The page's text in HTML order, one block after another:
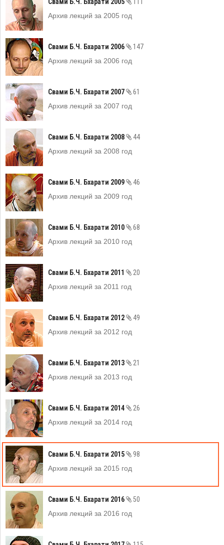
Архив лекций за 2005 год
Свами Б.Ч. Бхарати 2006
147
Архив лекций за 2006 год
Свами Б.Ч. Бхарати 2007
61
Архив лекций за 2007 год
Свами Б.Ч. Бхарати 2008
44
Архив лекций за 2008 год
Свами Б.Ч. Бхарати 2009
46
Архив лекций за 2009 год
Свами Б.Ч. Бхарати 2010
68
Архив лекций за 2010 год
Свами Б.Ч. Бхарати 2011
20
Архив лекций за 2011 год
Свами Б.Ч. Бхарати 2012
49
Архив лекций за 2012 год
Свами Б.Ч. Бхарати 2013
21
Архив лекций за 2013 год
Свами Б.Ч. Бхарати 2014
26
Архив лекций за 2014 год
Свами Б.Ч. Бхарати 2015
98
Архив лекций за 2015 год
Свами Б.Ч. Бхарати 2016
50
Архив лекций за 2016 год